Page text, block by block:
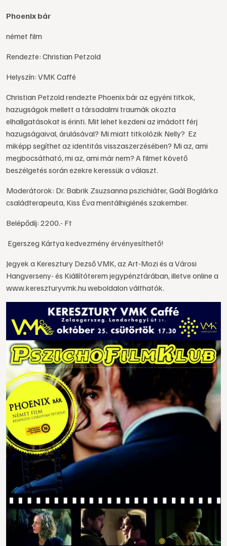
Phoenix bár
német film
Rendezte: Christian Petzold
Helyszín: VMK Caffé
Christian Petzold rendezte Phoenix bár az egyéni titkok,
hazugságok mellett a társadalmi traumák okozta
elhallgatásokat is érinti. Mit lehet kezdeni az imádott férj
hazugságaival, árulásával? Mi miatt titkolózik Nelly? Ez
miképp segíthet az identitás visszaszerzésében? Mi az, ami
megbocsátható, mi az, ami már nem? A filmet követő
beszélgetés során ezekre keressük a választ.
Moderátorok: Dr. Babrik Zsuzsanna pszichiáter, Gaál Boglárka
családterapeuta, Kiss Éva mentálhigiénés szakember.
Belépődíj: 2200.- Ft
Egerszeg Kártya kedvezmény érvényesíthető!
Jegyek a Keresztury Dezső VMK, az Art-Mozi és a Városi
Hangverseny- és Kiállítóterem jegypénztárában, illetve online a
www.kereszturyvmk.hu weboldalon válthatók.